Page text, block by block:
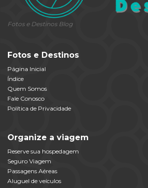
Fotos e Destinos Blog
Fotos e Destinos
Página Inicial
Índice
Quem Somos
Fale Conosco
Política de Privacidade
Organize a viagem
Reserve sua hospedagem
Seguro Viagem
Passagens Aéreas
Aluguel de veículos